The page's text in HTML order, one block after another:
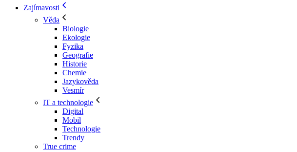
Zajímavosti
Věda
Biologie
Ekologie
Fyzika
Geografie
Historie
Chemie
Jazykověda
Vesmír
IT a technologie
Digital
Mobil
Technologie
Trendy
True crime